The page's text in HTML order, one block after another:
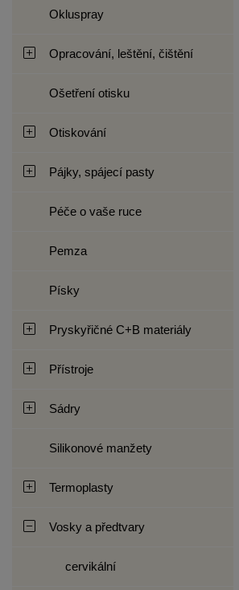
Okluspray
Opracování, leštění, čištění
Ošetření otisku
Otiskování
Pájky, spájecí pasty
Péče o vaše ruce
Pemza
Písky
Pryskyřičné C+B materiály
Přístroje
Sádry
Silikonové manžety
Termoplasty
Vosky a předtvary
cervikální